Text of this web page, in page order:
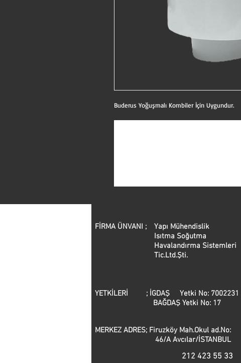
Buderus Yoğuşmalı Kombiler İçin Uygundur.
FİRMA ÜNVANI ;
Yapı Mühendislik
Isıtma Soğutma
Havalandırma Sistemleri
Tic.Ltd.Şti.
YETKİLERİ ; İGDAŞ Yetki No: 7002231
BAĞDAŞ Yetki No: 17
MERKEZ ADRES; Firuzköy Mah.Okul ad.No:
46/A Avcılar/İSTANBUL
212 423 55 33